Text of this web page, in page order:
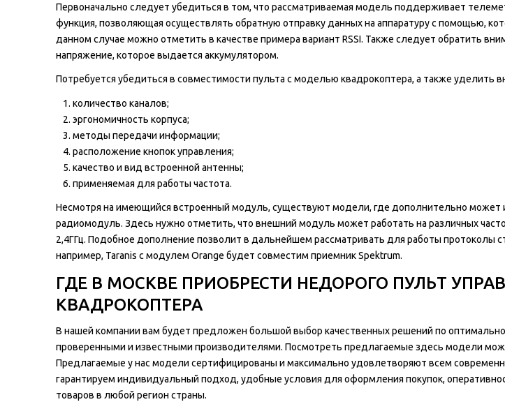
Первоначально следует убедиться в том, что рассматриваемая модель поддерживает
функция, позволяющая осуществлять обратную отправку данных на аппаратуру с помощью,
данном случае можно отметить в качестве примера вариант RSSI. Также следует обратить
напряжение, которое выдается аккумулятором.
Потребуется убедиться в совместимости пульта с моделью квадрокоптера, а также
количество каналов;
эргономичность корпуса;
методы передачи информации;
расположение кнопок управления;
качество и вид встроенной антенны;
применяемая для работы частота.
Несмотря на имеющийся встроенный модуль, существуют модели, где дополнительно может
радиомодуль. Здесь нужно отметить, что внешний модуль может работать на различных
2,4ГГц. Подобное дополнение позволит в дальнейшем рассматривать для работы протоколы
например, Taranis с модулем Orange будет совместим приемник Spektrum.
ГДЕ В МОСКВЕ ПРИОБРЕСТИ НЕДОРОГО ПУЛЬТ
КВАДРОКОПТЕРА
В нашей компании вам будет предложен большой выбор качественных решений по
проверенными и известными производителями. Посмотреть предлагаемые здесь модели
Предлагаемые у нас модели сертифицированы и максимально удовлетворяют всем
гарантируем индивидуальный подход, удобные условия для оформления покупок,
товаров в любой регион страны.